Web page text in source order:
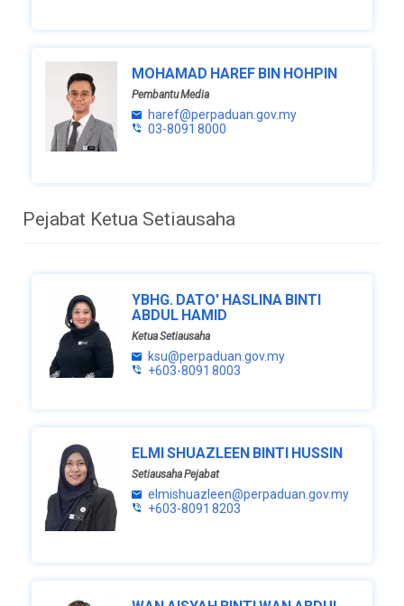
MOHAMAD HAREF BIN HOHPIN
Pembantu Media
haref@perpaduan.gov.my
03-8091 8000
Pejabat Ketua Setiausaha
YBHG. DATO' HASLINA BINTI
ABDUL HAMID
Ketua Setiausaha
ksu@perpaduan.gov.my
+603-8091 8003
ELMI SHUAZLEEN BINTI HUSSIN
Setiausaha Pejabat
elmishuazleen@perpaduan.gov.my
+603-8091 8203